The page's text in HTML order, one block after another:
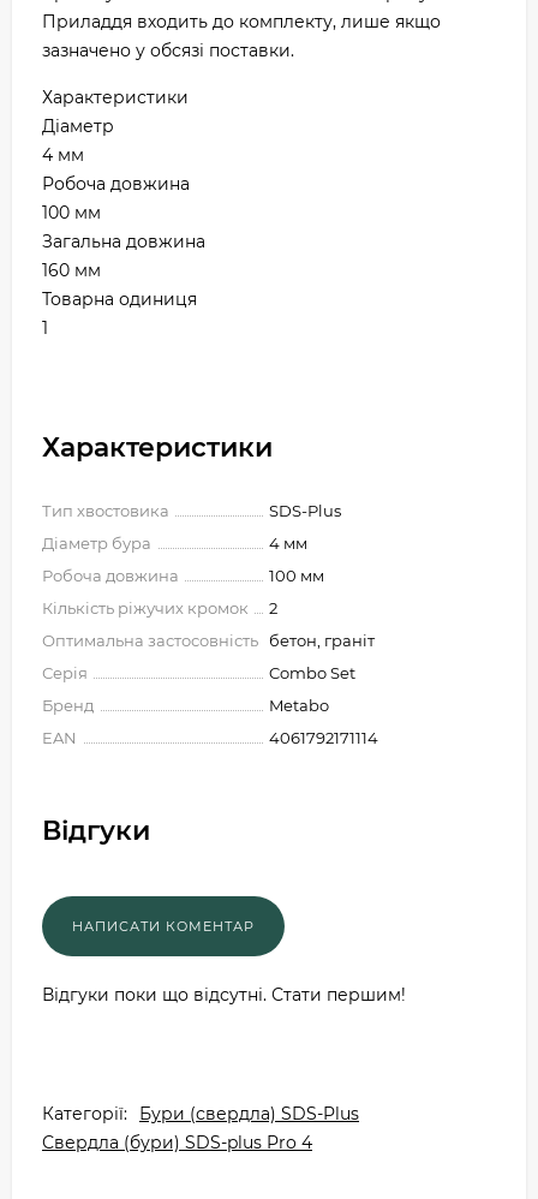
Приладдя входить до комплекту, лише якщо
зазначено у обсязі поставки.
Характеристики
Діаметр
4 мм
Робоча довжина
100 мм
Загальна довжина
160 мм
Товарна одиниця
1
Характеристики
Тип хвостовика
SDS-Plus
Діаметр бура
4 мм
Робоча довжина
100 мм
Кількість ріжучих кромок
2
Оптимальна застосовність
бетон, граніт
Серія
Combo Set
Бренд
Metabo
EAN
4061792171114
Відгуки
Відгуки поки що відсутні. Стати першим!
Категорії:
Бури (свердла) SDS-Plus
Свердла (бури) SDS-plus Pro 4